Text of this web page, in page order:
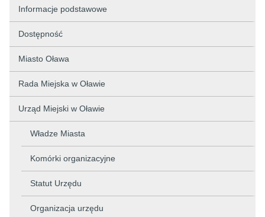
Informacje podstawowe
Dostępność
Miasto Oława
Rada Miejska w Oławie
Urząd Miejski w Oławie
Władze Miasta
Komórki organizacyjne
Statut Urzędu
Organizacja urzędu